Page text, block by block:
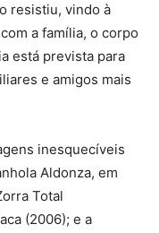
resistiu, vindo à
a família, o corpo
está prevista para
e amigos mais
inesquecíveis
Aldonza, em
Total
(2006); e a